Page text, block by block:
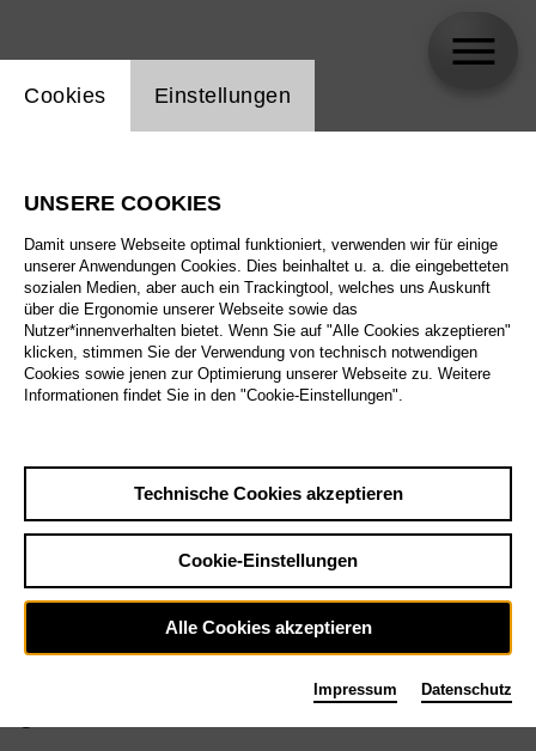
Einstellung Website Cookie
Cookies Einstellungen
UNSERE COOKIES
Damit unsere Webseite optimal funktioniert, verwenden wir für einige
unserer Anwendungen Cookies. Dies beinhaltet u. a. die eingebetteten
sozialen Medien, aber auch ein Trackingtool, welches uns Auskunft
über die Ergonomie unserer Webseite sowie das
Nutzer*innenverhalten bietet. Wenn Sie auf "Alle Cookies akzeptieren"
klicken, stimmen Sie der Verwendung von technisch notwendigen
Cookies sowie jenen zur Optimierung unserer Webseite zu. Weitere
Informationen findet Sie in den "Cookie-Einstellungen".
Technische Cookies akzeptieren
Cookie-Einstellungen
Alle Cookies akzeptieren
Impressum Datenschutz